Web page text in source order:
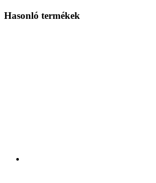
Hasonló termékek